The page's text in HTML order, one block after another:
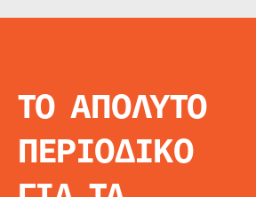
ΤΟ ΑΠΟΛΥΤΟ
ΠΕΡΙΟΔΙΚΟ